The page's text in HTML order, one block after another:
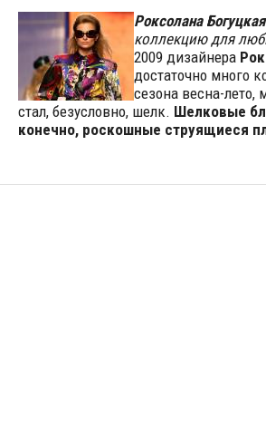
Роксолана Богуцкая
коллекцию для
2009 дизайнера
достаточно много
сезона весна-лето,
стал, безусловно, шелк. Шелковые
конечно, роскошные струящиеся